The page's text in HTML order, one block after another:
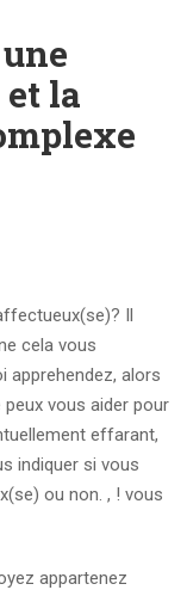
la
Il
cela vous
apprehendez, alors
vous aider pour
effarant,
indiquer si vous
ou non. , ! vous
appartenez